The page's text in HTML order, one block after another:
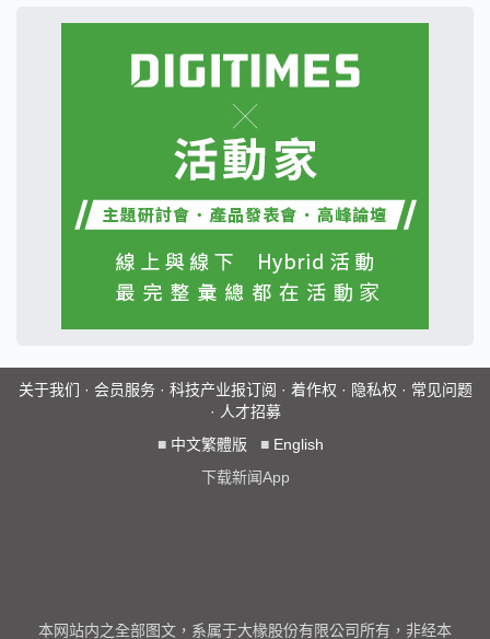
关于我们 · 会员服务· 科技产业报订阅 · 着作权 · 隐私权 · 常见问题
· 人才招募
■ 中文繁體版 ■ English
下载新闻App
本网站内之全部图文，系属于大椽股份有限公司所有，非经本